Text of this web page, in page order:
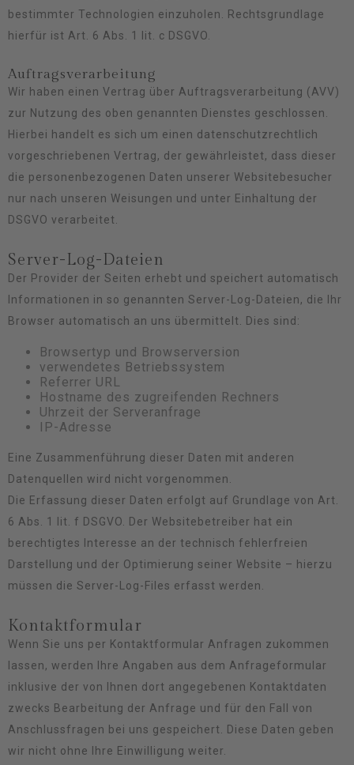
bestimmter Technologien einzuholen. Rechtsgrundlage
hierfür ist Art. 6 Abs. 1 lit. c DSGVO.
Auftragsverarbeitung
Wir haben einen Vertrag über Auftragsverarbeitung (AVV)
zur Nutzung des oben genannten Dienstes geschlossen.
Hierbei handelt es sich um einen datenschutzrechtlich
vorgeschriebenen Vertrag, der gewährleistet, dass dieser
die personenbezogenen Daten unserer Websitebesucher
nur nach unseren Weisungen und unter Einhaltung der
DSGVO verarbeitet.
Server-Log-Dateien
Der Provider der Seiten erhebt und speichert automatisch
Informationen in so genannten Server-Log-Dateien, die Ihr
Browser automatisch an uns übermittelt. Dies sind:
Browsertyp und Browserversion
verwendetes Betriebssystem
Referrer URL
Hostname des zugreifenden Rechners
Uhrzeit der Serveranfrage
IP-Adresse
Eine Zusammenführung dieser Daten mit anderen
Datenquellen wird nicht vorgenommen.
Die Erfassung dieser Daten erfolgt auf Grundlage von Art.
6 Abs. 1 lit. f DSGVO. Der Websitebetreiber hat ein
berechtigtes Interesse an der technisch fehlerfreien
Darstellung und der Optimierung seiner Website – hierzu
müssen die Server-Log-Files erfasst werden.
Kontaktformular
Wenn Sie uns per Kontaktformular Anfragen zukommen
lassen, werden Ihre Angaben aus dem Anfrageformular
inklusive der von Ihnen dort angegebenen Kontaktdaten
zwecks Bearbeitung der Anfrage und für den Fall von
Anschlussfragen bei uns gespeichert. Diese Daten geben
wir nicht ohne Ihre Einwilligung weiter.